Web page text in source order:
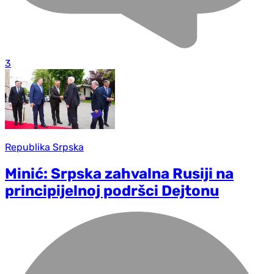
3
Republika Srpska
Minić: Srpska zahvalna Rusiji na
principijelnoj podršci Dejtonu